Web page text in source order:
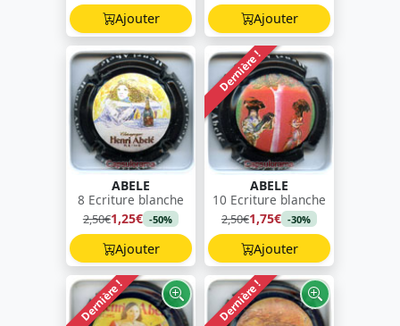
Ajouter
Ajouter
ABELE
8 Ecriture blanche
2,50€1,25€ -50%
Ajouter
Dernière !
ABELE
10 Ecriture blanche
2,50€1,75€ -30%
Ajouter
Dernière ! Dernière !